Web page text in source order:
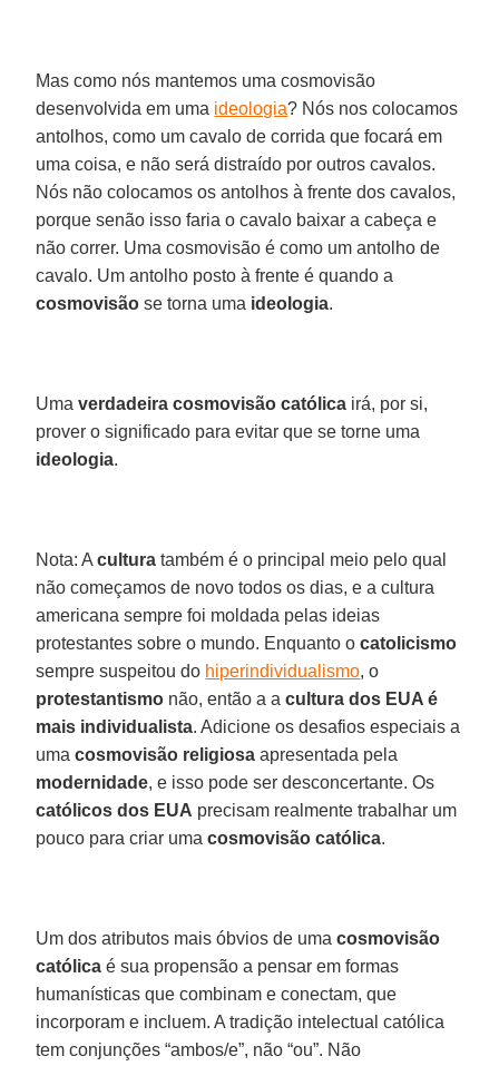
Mas como nós mantemos uma cosmovisão
desenvolvida em uma ideologia? Nós nos colocamos
antolhos, como um cavalo de corrida que focará em
uma coisa, e não será distraído por outros cavalos.
Nós não colocamos os antolhos à frente dos cavalos,
porque senão isso faria o cavalo baixar a cabeça e
não correr. Uma cosmovisão é como um antolho de
cavalo. Um antolho posto à frente é quando a
cosmovisão se torna uma ideologia.
Umaverdadeira cosmovisão católica irá, por si,
prover o significado para evitar que se torne uma
ideologia.
Nota: Acultura também é o principal meio pelo qual
não começamos de novo todos os dias, e a cultura
americana sempre foi moldada pelas ideias
protestantes sobre o mundo. Enquanto ocatolicismo
sempre suspeitou do hiperindividualismo, o
protestantismo não, então a acultura dos EUA é
mais individualista. Adicione os desafios especiais a
umacosmovisão religiosa apresentada pela
modernidade, e isso pode ser desconcertante. Os
católicos dos EUA precisam realmente trabalhar um
pouco para criar umacosmovisão católica.
Um dos atributos mais óbvios de umacosmovisão
católica é sua propensão a pensar em formas
humanísticas que combinam e conectam, que
incorporam e incluem. A tradição intelectual católica
tem conjunções “ambos/e”, não “ou”. Não